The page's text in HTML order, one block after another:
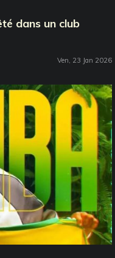
dans un club
Ven, 23 Jan 2026